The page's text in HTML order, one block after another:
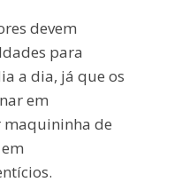
devem
para
a dia, já que os
em
de